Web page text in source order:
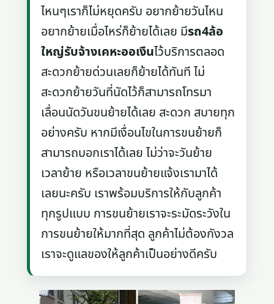
ไหนๆเราก็ไม่หยุดครับ อยากย้ายวันไหน
อยากย้ายเมื่อไหร่ก็ย้ายได้เลย มีรถ4ล้อ
ใหญ่รับจ้างเคหะออเงืนไว้บริการตลอด
สะดวกย้ายด่วนเลยก็ย้ายได้ทันที ไม่
สะดวกย้ายวันที่นัดไว้ก็สามารถโทรมา
เลื่อนนัดวันขนย้ายได้เลย สะดวก สบายทุก
อย่างครับ หากมีเงื่อนไขในการขนย้ายก็
สามารถบอกเราได้เลย ไม่ว่าจะวันย้าย
เวลาย้าย หรือเวลาขนย้ายแจ้งเรามาได้
เลยนะครับ เราพร้อมบริการให้กับลูกค้า
ทุกรูปแบบ การขนย้ายเราจะระมัดระวังใน
การขนย้ายให้มากที่สุด ลูกค้าไม่ต้องกังวล
เราจะดูแลของให้ลูกค้าเป็นอย่างดีครับ